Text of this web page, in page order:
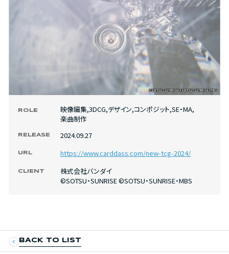
ROLE 映像編集,3DCG,デザイン,コンポジット,SE・MA,
楽曲制作
RELEASE 2024.09.27
URL https://www.carddass.com/new-tcg-2024/
CLIENT
株式会社バンダイ
©SOTSU・SUNRISE ©SOTSU・SUNRISE・MBS
BACK TO LIST